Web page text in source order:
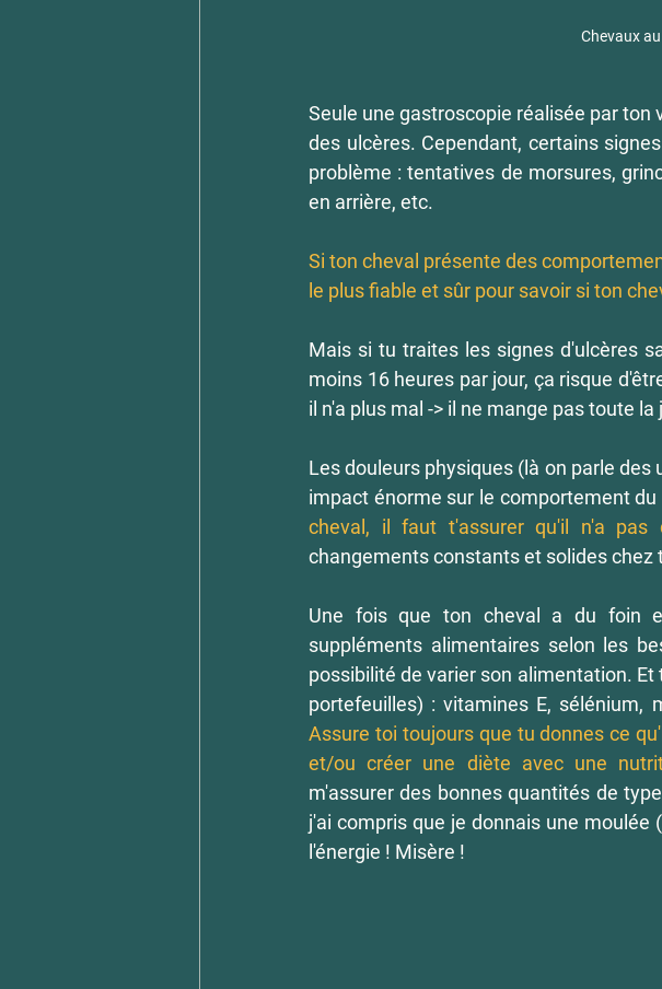
Chevaux
Seule une gastroscopie réalisée par
des ulcères. Cependant, certains
problème : tentatives de morsures,
en arrière, etc.
Si ton cheval présente des
le plus fiable et sûr pour savoir si ton
Mais si tu traites les signes d'ulcères
moins 16 heures par jour, ça risque
il n'a plus mal -> il ne mange pas toute
Les douleurs physiques (là on parle
impact énorme sur le comportement du
cheval, il faut t'assurer qu'il n'a pas
changements constants et solides chez
Une fois que ton cheval a du foin
suppléments alimentaires selon les
possibilité de varier son alimentation.
Assure toi toujours que tu donnes ce
et/ou créer une diète avec une
m'assurer des bonnes quantités de
j'ai compris que je donnais une
l'énergie ! Misère !